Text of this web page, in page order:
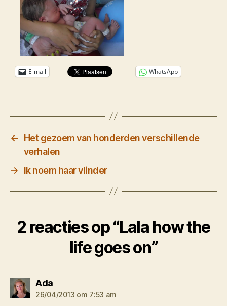
E-mail WhatsApp
←
Het gezoem van honderden verschillende
verhalen
→
Ik noem haar vlinder
2 reacties op “Lala how the
life goes on”
Adazegt:
26/04/2013 om 7:53 am